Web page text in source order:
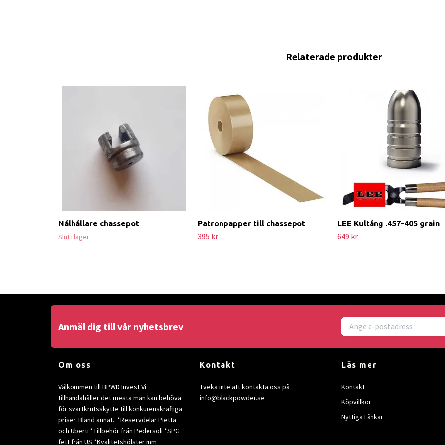
Nålhållare chassepot
Slut i lager
Patronpapper till chassepot
395 kr
LEE Kultång .457-405 grain
649 kr
Anmäl dig till vår nyhetsbrev
Om oss
Välkommen till BPWD Invest Vi
tillhandahåller det mesta man kan behöva
för svartkrutsskytte till konkurenskraftiga
priser. Bland annat.. *Reservdelar Pietta
och Uberti *Tillbehör från Pedersoli *SPG
fett från US *Kvalitetshölster mm
Kontakt
Tveka inte att kontakta oss på
info@blackpowder.se
Läs mer
Kontakt
Köpvillkor
Nyttiga Länkar